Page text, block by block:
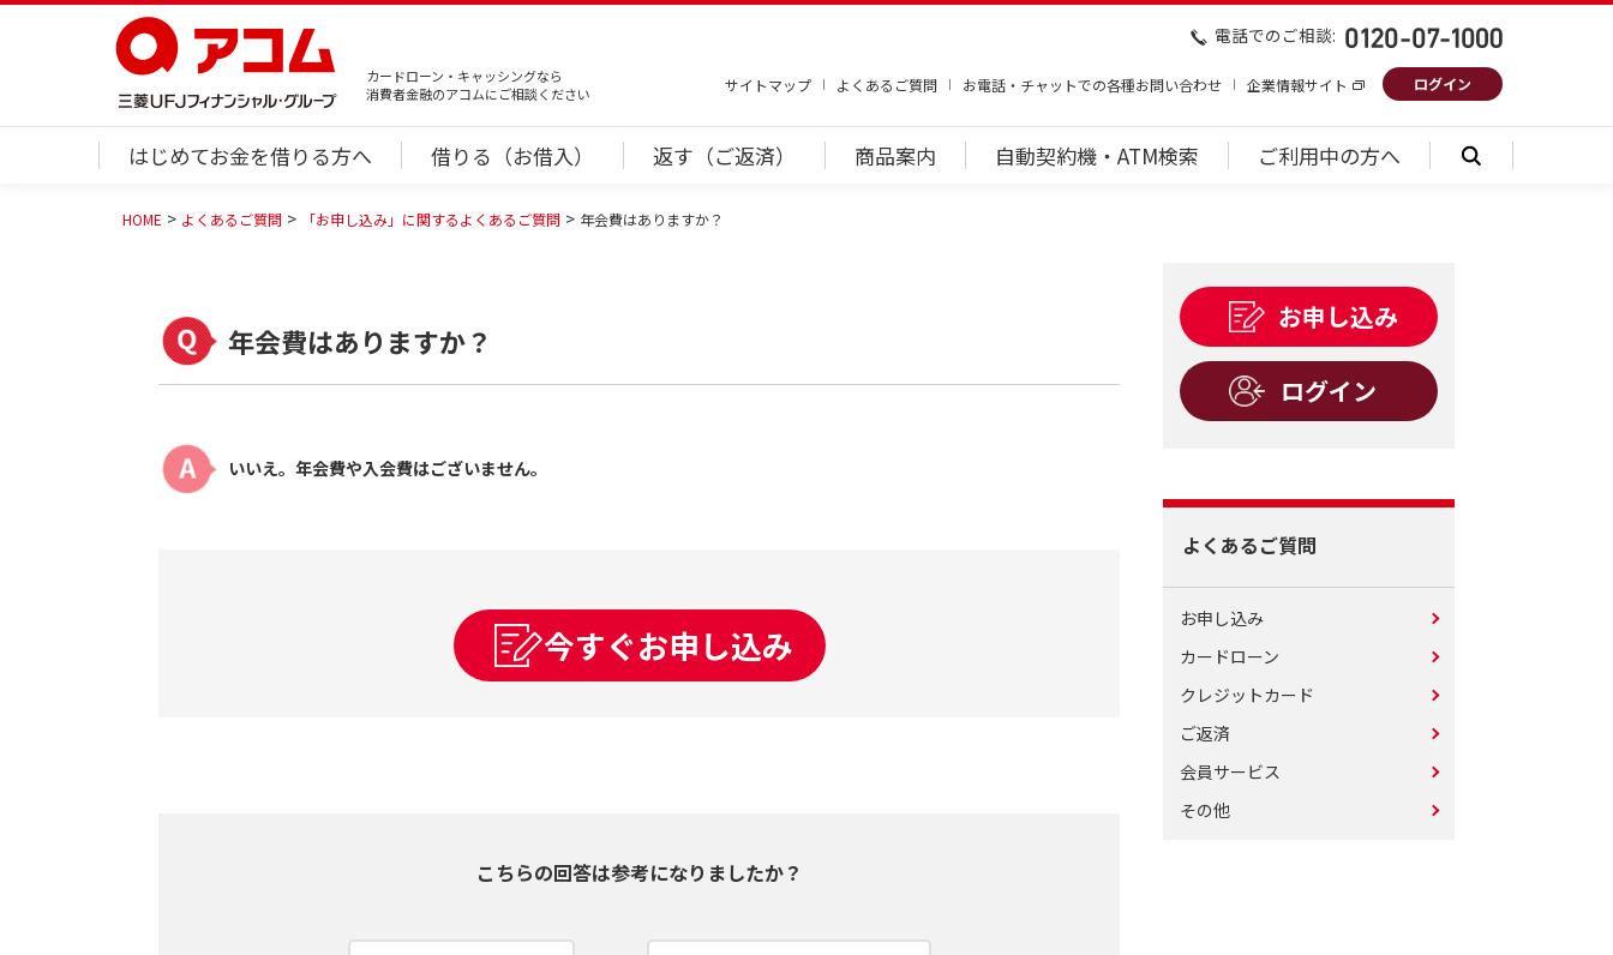
カードローン・キャッシングなら
消費者金融のアコムにご相談ください
電話でのご相談:
サイトマップ よくあるご質問 お電話・チャットでの各種お問い合わせ 企業情報サイト ログイン
はじめてお金を借りる方へ 借りる（お借入） 返す（ご返済） 商品案内 自動契約機・ATM検索 ご利用中の方へ
HOME よくあるご質問 「お申し込み」に関するよくあるご質問 年会費はありますか？
年会費はありますか？
いいえ。年会費や入会費はございません。
今すぐお申し込み
こちらの回答は参考になりましたか？
お申し込み
ログイン
よくあるご質問
お申し込み
カードローン
クレジットカード
ご返済
会員サービス
その他